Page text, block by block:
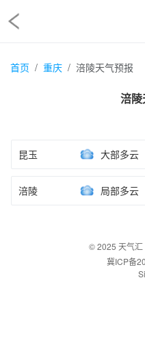
首页 重庆 涪陵天气预报
涪
昆玉 大部多云
涪陵 局部多云
© 2025 天气汇
冀ICP备